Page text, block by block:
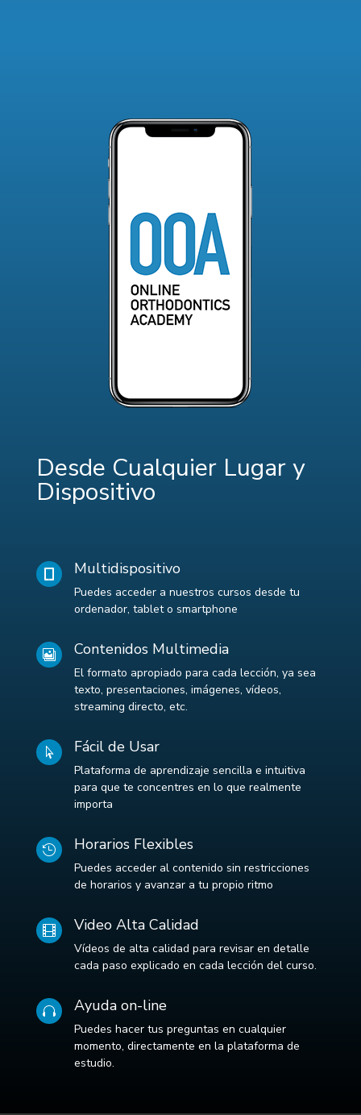
Desde Cualquier Lugar y
Dispositivo
Multidispositivo
Puedes acceder a nuestros cursos desde tu
ordenador, tablet o smartphone
 Contenidos Multimedia
El formato apropiado para cada lección, ya sea
texto, presentaciones, imágenes, vídeos,
streaming directo, etc.
 Fácil de Usar
Plataforma de aprendizaje sencilla e intuitiva
para que te concentres en lo que realmente
importa
 Horarios Flexibles
Puedes acceder al contenido sin restricciones
de horarios y avanzar a tu propio ritmo
 Video Alta Calidad
Vídeos de alta calidad para revisar en detalle
cada paso explicado en cada lección del curso.
 Ayuda on-line
Puedes hacer tus preguntas en cualquier
momento, directamente en la plataforma de
estudio.